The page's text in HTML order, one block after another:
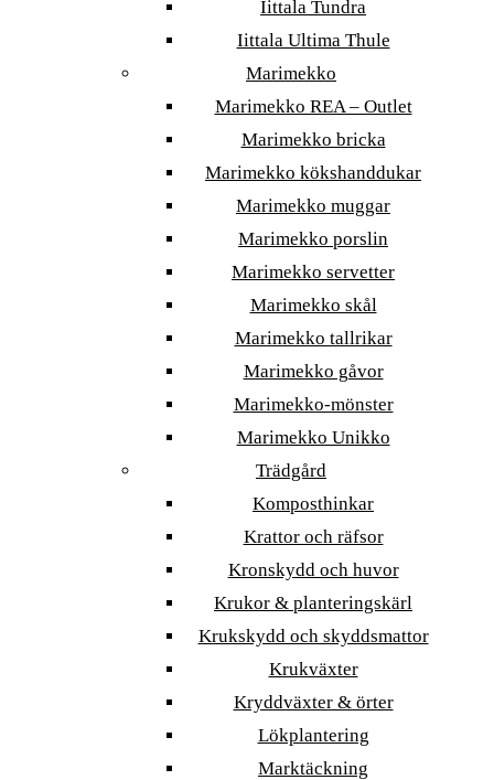
Iittala Tundra
Iittala Ultima Thule
Marimekko
Marimekko REA – Outlet
Marimekko bricka
Marimekko kökshanddukar
Marimekko muggar
Marimekko porslin
Marimekko servetter
Marimekko skål
Marimekko tallrikar
Marimekko gåvor
Marimekko-mönster
Marimekko Unikko
Trädgård
Komposthinkar
Krattor och räfsor
Kronskydd och huvor
Krukor & planteringskärl
Krukskydd och skyddsmattor
Krukväxter
Kryddväxter & örter
Lökplantering
Marktäckning